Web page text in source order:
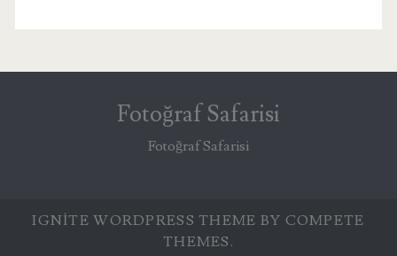
Fotoğraf Safarisi
Fotoğraf Safarisi
IGNITE WORDPRESS THEME BY COMPETE
THEMES.